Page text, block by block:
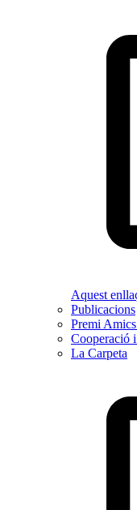
Aquest
Publicacions
Premi
Cooperació
La Carpeta